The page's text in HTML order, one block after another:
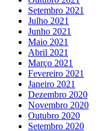
Setembro 2021
Julho 2021
Junho 2021
Maio 2021
Abril 2021
Março 2021
Fevereiro 2021
Janeiro 2021
Dezembro 2020
Novembro 2020
Outubro 2020
Setembro 2020